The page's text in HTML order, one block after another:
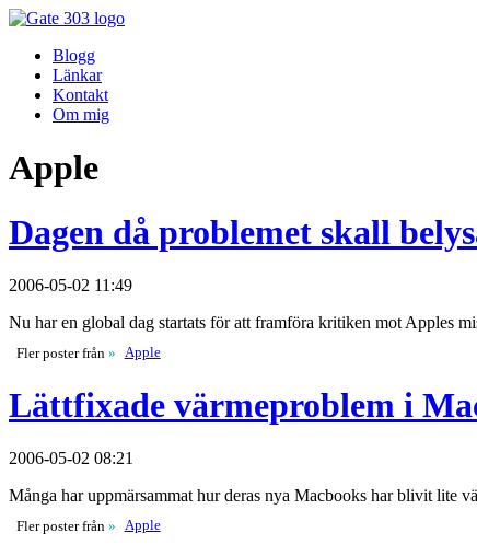
Blogg
Länkar
Kontakt
Om mig
Apple
Dagen då problemet skall
2006-05-02 11:49
Nu har en global dag startats för att framföra kritiken mot Apples
Fler poster från» Apple
Lättfixade värmeproblem i
2006-05-02 08:21
Många har uppmärsammat hur deras nya Macbooks har blivit lite
Fler poster från» Apple